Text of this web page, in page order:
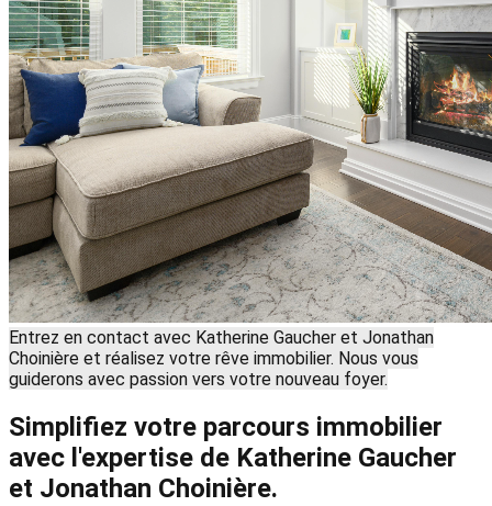
Entrez en contact avec Katherine Gaucher et Jonathan
Choinière et réalisez votre rêve immobilier. Nous vous
guiderons avec passion vers votre nouveau foyer.
Simplifiez votre parcours immobilier
avec l'expertise de Katherine Gaucher
et Jonathan Choinière.